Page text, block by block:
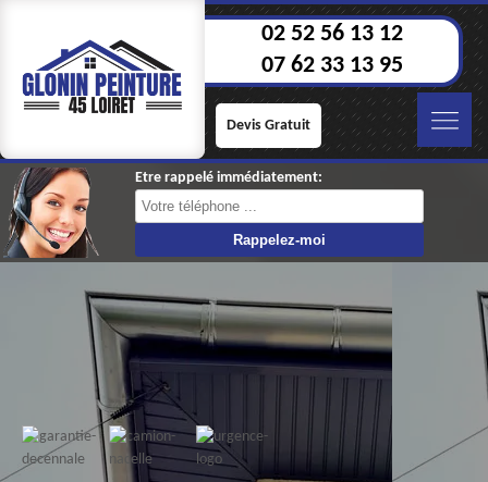
02 52 56 13 12
07 62 33 13 95
Devis Gratuit
Etre rappelé immédiatement: